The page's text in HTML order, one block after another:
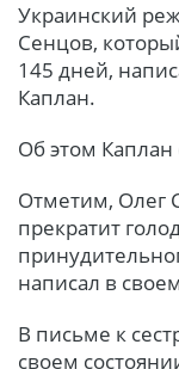
Украинский
Сенцов,
145 дней,
Каплан.
Об этом
Отметим, Олег
прекратит
написал в
В письме к
своем